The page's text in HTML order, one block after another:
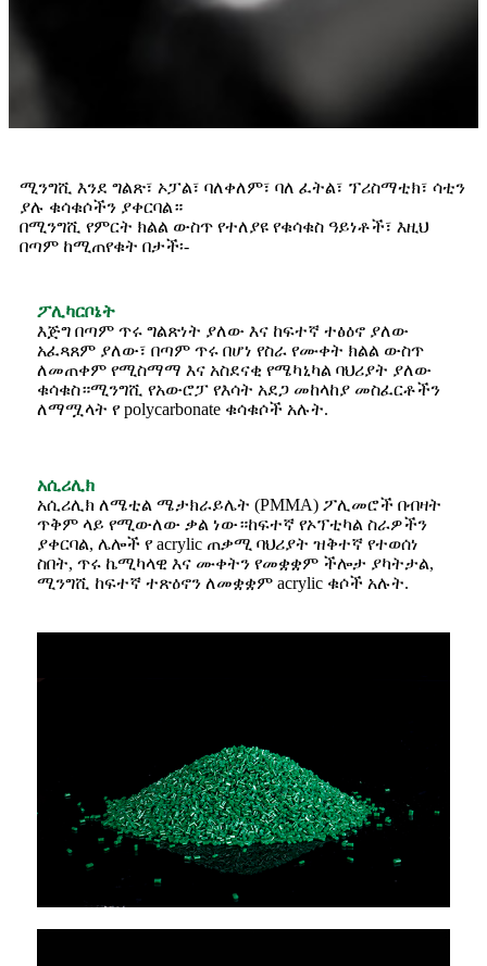
ሚንግሺ እንደ ግልጽ፣ ኦፓል፣ ባለቀለም፣ ባለ ፈትል፣ ፕሪስማቲክ፣ ሳቲን
ያሉ ቁሳቁሶችን ያቀርባል።
በሚንግሺ የምርት ክልል ውስጥ የተለያዩ የቁሳቁስ ዓይነቶች፣ እዚህ
በጣም ከሚጠየቁት በታች፡-
ፖሊካርቦኔት
እጅግ በጣም ጥሩ ግልጽነት ያለው እና ከፍተኛ ተፅዕኖ ያለው
አፈጻጸም ያለው፣ በጣም ጥሩ በሆነ የስራ የሙቀት ክልል ውስጥ
ለመጠቀም የሚስማማ እና አስደናቂ የሜካኒካል ባህሪያት ያለው
ቁሳቁስ።ሚንግሺ የአውሮፓ የእሳት አደጋ መከላከያ መስፈርቶችን
ለማሟላት የ polycarbonate ቁሳቁሶች አሉት.
አሲሪሊክ
አሲሪሊክ ለሜቲል ሜታክራይሌት (PMMA) ፖሊመሮች በብዛት
ጥቅም ላይ የሚውለው ቃል ነው።ከፍተኛ የኦፕቲካል ስራዎችን
ያቀርባል, ሌሎች የ acrylic ጠቃሚ ባህሪያት ዝቅተኛ የተወሰነ
ስበት, ጥሩ ኬሚካላዊ እና ሙቀትን የመቋቋም ችሎታ ያካትታል,
ሚንግሺ ከፍተኛ ተጽዕኖን ለመቋቋም acrylic ቁሶች አሉት.